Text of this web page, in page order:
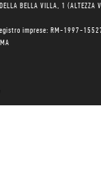
BELLA VILLA, 1 (ALTEZZA
imprese: RM-1997-